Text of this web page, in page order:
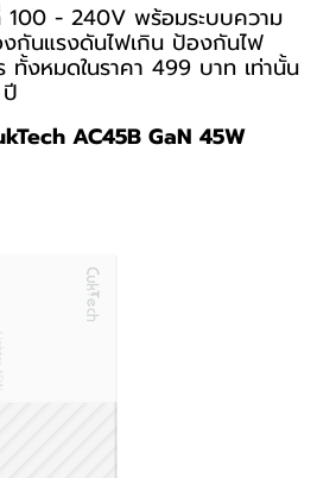
100 - 240V พร้อมระบบความ
นแรงดันไฟเกิน ป้องกันไฟ
ทั้งหมดในราคา 499 บาท เท่านั้น
AC45B GaN 45W